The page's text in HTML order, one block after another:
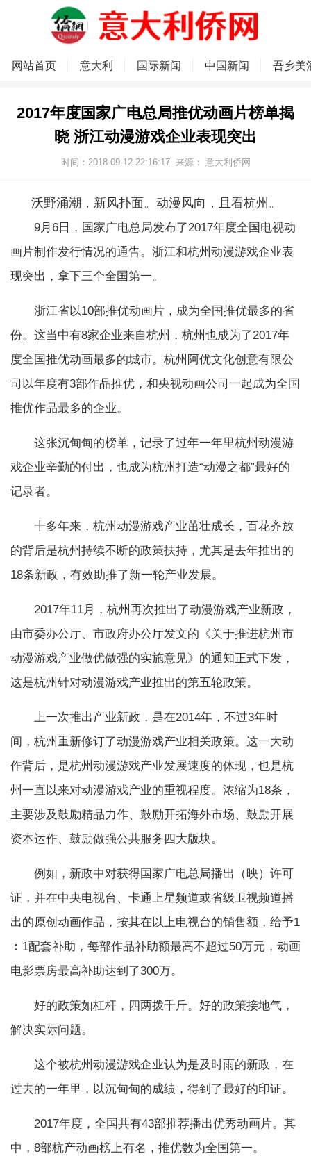
网站首页 意大利 国际新闻 中国新闻 吾乡美
2017年度国家广电总局推优动画片榜单揭
晓 浙江动漫游戏企业表现突出
时间：2018-09-12 22:16:17 来源： 意大利侨网
沃野涌潮，新风扑面。动漫风向，且看杭州。
9月6日，国家广电总局发布了2017年度全国电视动
画片制作发行情况的通告。浙江和杭州动漫游戏企业表
现突出，拿下三个全国第一。
浙江省以10部推优动画片，成为全国推优最多的省
份。这当中有8家企业来自杭州，杭州也成为了2017年
度全国推优动画最多的城市。杭州阿优文化创意有限公
司以年度有3部作品推优，和央视动画公司一起成为全国
推优作品最多的企业。
这张沉甸甸的榜单，记录了过年一年里杭州动漫游
戏企业辛勤的付出，也成为杭州打造“动漫之都”最好的
记录者。
十多年来，杭州动漫游戏产业茁壮成长，百花齐放
的背后是杭州持续不断的政策扶持，尤其是去年推出的
18条新政，有效助推了新一轮产业发展。
2017年11月，杭州再次推出了动漫游戏产业新政，
由市委办公厅、市政府办公厅发文的《关于推进杭州市
动漫游戏产业做优做强的实施意见》的通知正式下发，
这是杭州针对动漫游戏产业推出的第五轮政策。
上一次推出产业新政，是在2014年，不过3年时
间，杭州重新修订了动漫游戏产业相关政策。这一大动
作背后，是杭州动漫游戏产业发展速度的体现，也是杭
州一直以来对动漫游戏产业的重视程度。浓缩为18条，
主要涉及鼓励精品力作、鼓励开拓海外市场、鼓励开展
资本运作、鼓励做强公共服务四大版块。
例如，新政中对获得国家广电总局播出（映）许可
证，并在中央电视台、卡通上星频道或省级卫视频道播
出的原创动画作品，按其在以上电视台的销售额，给予1
︰1配套补助，每部作品补助额最高不超过50万元，动画
电影票房最高补助达到了300万。
好的政策如杠杆，四两拨千斤。好的政策接地气，
解决实际问题。
这个被杭州动漫游戏企业认为是及时雨的新政，在
过去的一年里，以沉甸甸的成绩，得到了最好的印证。
2017年度，全国共有43部推荐播出优秀动画片。其
中，8部杭产动画榜上有名，推优数为全国第一。